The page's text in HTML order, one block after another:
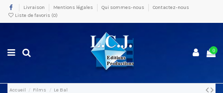
Livraison Mentions légales Qui sommes-nous
Contactez-nous
Liste de favoris (0)
0
Accueil Films Le Bal